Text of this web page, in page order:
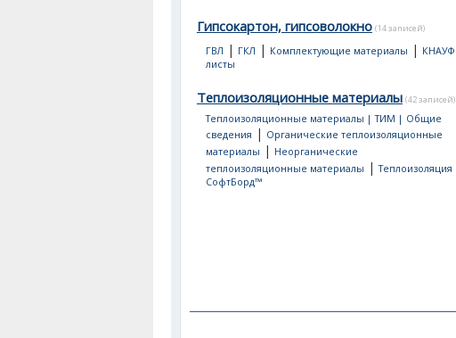
Гипсокартон, гипсоволокно (14 записей)
ГВЛ | ГКЛ | Комплектующие материалы | КНАУФ
листы
Теплоизоляционные материалы (42 записей)
Теплоизоляционные материалы | ТИМ | Общие
сведения | Органические теплоизоляционные
материалы | Неорганические
теплоизоляционные материалы |Теплоизоляция
СофтБорд™